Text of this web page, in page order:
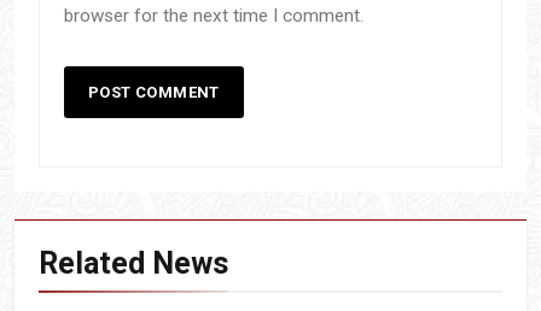
browser for the next time I comment.
Related News